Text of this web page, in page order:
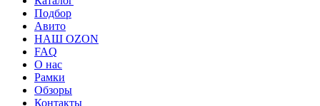
Подбор
Авито
НАШ OZON
FAQ
О нас
Рамки
Обзоры
Контакты